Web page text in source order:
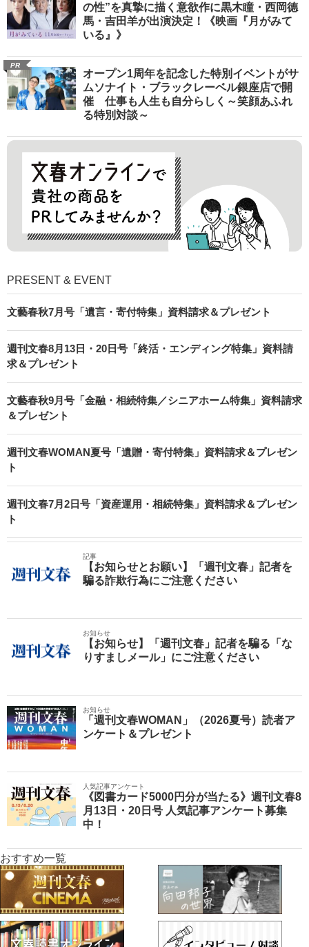
の性”を真摯に描く意欲作に黒木瞳・西岡德
馬・吉田羊が出演決定！《映画『月がみて
いる』》
PR
オープン1周年を記念した特別イベントがサ
ムソナイト・ブラックレーベル銀座店で開
催 仕事も人生も自分らしく～笑顔あふれ
る特別対談～
PRESENT & EVENT
文藝春秋7月号「遺言・寄付特集」資料請求＆プレゼント
週刊文春8月13日・20日号「終活・エンディング特集」資料請
求＆プレゼント
文藝春秋9月号「金融・相続特集／シニアホーム特集」資料請求
＆プレゼント
週刊文春WOMAN夏号「遺贈・寄付特集」資料請求＆プレゼン
ト
週刊文春7月2日号「資産運用・相続特集」資料請求＆プレゼン
ト
記事
【お知らせとお願い】「週刊文春」記者を
騙る詐欺行為にご注意ください
お知らせ
【お知らせ】「週刊文春」記者を騙る「な
りすましメール」にご注意ください
お知らせ
「週刊文春WOMAN」（2026夏号）読者ア
ンケート＆プレゼント
人気記事アンケート
《図書カード5000円分が当たる》週刊文春8
月13日・20日号 人気記事アンケート募集
中！
おすすめ一覧